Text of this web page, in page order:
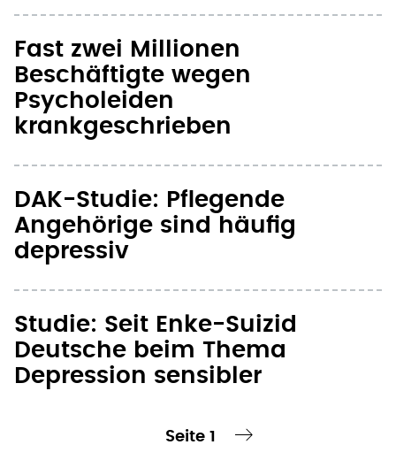
Fast zwei Millionen
Beschäftigte wegen
Psycholeiden
krankgeschrieben
DAK-Studie: Pflegende
Angehörige sind häufig
depressiv
Studie: Seit Enke-Suizid
Deutsche beim Thema
Depression sensibler
Seite 1
nächste Seite ›